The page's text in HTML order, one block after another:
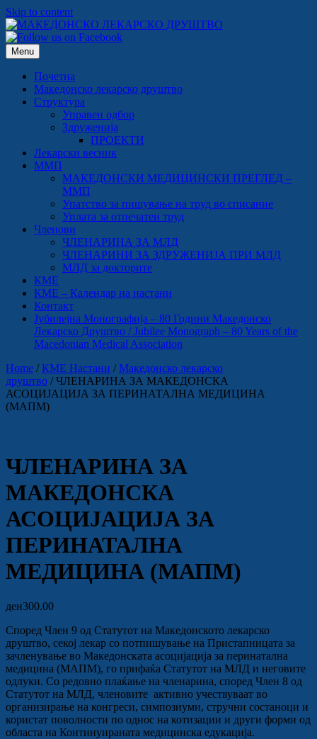
Skip to content
Menu
Почетна
Македонско лекарско друштво
Структура
Управен одбор
Здруженија
ПРОЕКТИ
Лекарски весник
ММП
МАКЕДОНСКИ МЕДИЦИНСКИ ПРЕГЛЕД –
ММП
Упатство за пишување на труд во списание
Уплата за отпечатен труд
Членови
ЧЛЕНАРИНА ЗА МЛД
ЧЛЕНАРИНИ ЗА ЗДРУЖЕНИЈА ПРИ МЛД
МЛД за докторите
КМЕ
КМЕ – Календар на настани
Контакт
Јубилејна Монографија – 80 Години Македонско
Лекарско Друштво / Jubilee Monograph – 80 Years of the
Macedonian Medical Association
Home /КМЕ Настани /Македонско лекарско
друштво / ЧЛЕНАРИНА ЗА МАКЕДОНСКА
АСОЦИЈАЦИЈА ЗА ПЕРИНАТАЛНА МЕДИЦИНА
(МАПМ)
ЧЛЕНАРИНА ЗА
МАКЕДОНСКА
АСОЦИЈАЦИЈА ЗА
ПЕРИНАТАЛНА
МЕДИЦИНА (МАПМ)
ден300.00
Според Член 9 од Статутот на Македонското лекарско
друштво, секој лекар со потпишување на Пристапницата за
зачленување во Македонската асоцијација за перинатална
медицина (МАПМ), го прифаќа Статутот на МЛД и неговите
одлуки. Со редовно плаќање на членарина, според Член 8 од
Статутот на МЛД, членовите активно учествуваат во
организирање на конгреси, симпозиуми, стручни состаноци и
користат поволности по однос на котизации и други форми од
областа на Континуираната медицинска едукација.